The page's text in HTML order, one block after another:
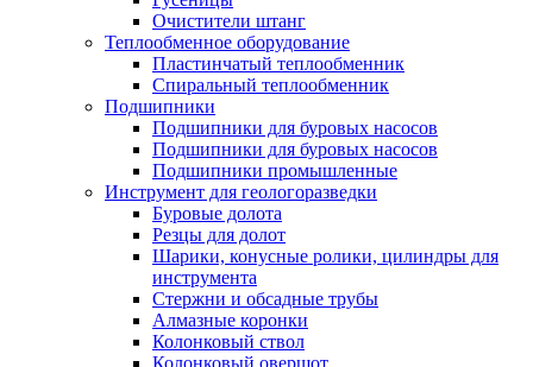
Очистители штанг
Теплообменное оборудование
Пластинчатый теплообменник
Спиральный теплообменник
Подшипники
Подшипники для буровых насосов
Подшипники для буровых насосов
Подшипники промышленные
Инструмент для геологоразведки
Буровые долота
Резцы для долот
Шарики, конусные ролики, цилиндры для
инструмента
Стержни и обсадные трубы
Алмазные коронки
Колонковый ствол
Колонковый овершот